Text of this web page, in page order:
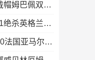
英格兰6-4法国获季军萨卡戴帽姆巴佩双响创纪录奥利塞2助+失良机
连续两届进决赛！阿根廷2-1绝杀英格兰劳塔罗恩佐破门梅西两助攻
时隔16年进决赛！西班牙2-0法国亚马尔造点奥亚萨瓦尔、波罗破门